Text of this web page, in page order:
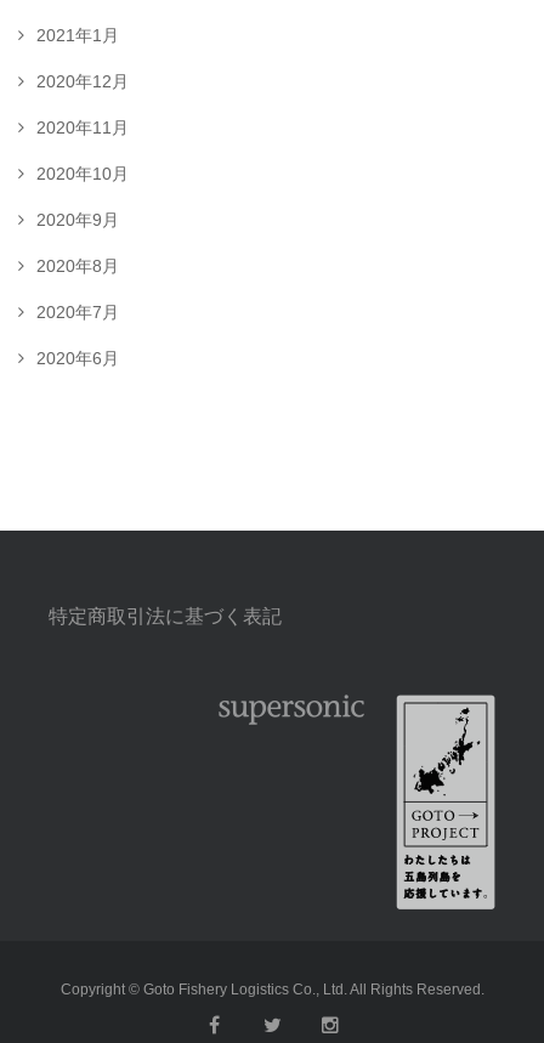
2021年1月
2020年12月
2020年11月
2020年10月
2020年9月
2020年8月
2020年7月
2020年6月
特定商取引法に基づく表記
Copyright © Goto Fishery Logistics Co., Ltd. All Rights Reserved.